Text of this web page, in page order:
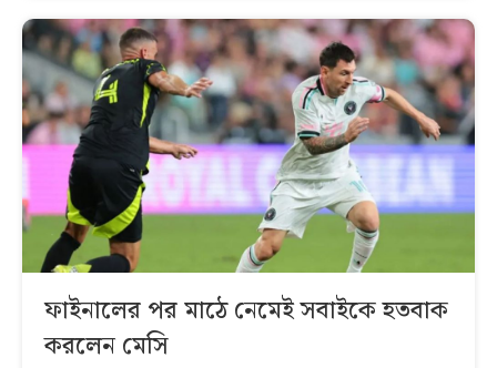
ফাইনালের পর মাঠে নেমেই সবাইকে হতবাক
করলেন মেসি